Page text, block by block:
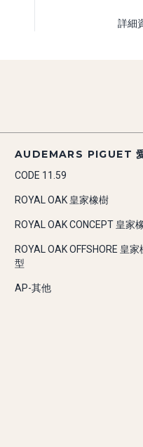
詳細
AUDEMARS PIGUET
CODE 11.59
ROYAL OAK 皇家橡樹
ROYAL OAK CONCEPT 皇家
ROYAL OAK OFFSHORE 皇
型
AP-其他